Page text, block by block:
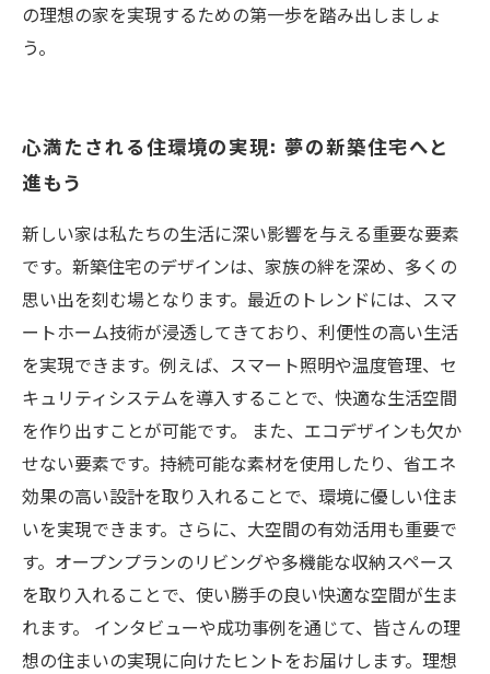
の理想の家を実現するための第一歩を踏み出しましょ
う。
心満たされる住環境の実現: 夢の新築住宅へと
進もう
新しい家は私たちの生活に深い影響を与える重要な要素
です。新築住宅のデザインは、家族の絆を深め、多くの
思い出を刻む場となります。最近のトレンドには、スマ
ートホーム技術が浸透してきており、利便性の高い生活
を実現できます。例えば、スマート照明や温度管理、セ
キュリティシステムを導入することで、快適な生活空間
を作り出すことが可能です。 また、エコデザインも欠か
せない要素です。持続可能な素材を使用したり、省エネ
効果の高い設計を取り入れることで、環境に優しい住ま
いを実現できます。さらに、大空間の有効活用も重要で
す。オープンプランのリビングや多機能な収納スペース
を取り入れることで、使い勝手の良い快適な空間が生ま
れます。 インタビューや成功事例を通じて、皆さんの理
想の住まいの実現に向けたヒントをお届けします。理想